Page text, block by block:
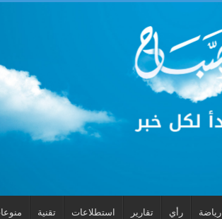
رياضة رأي تقارير استطلاعات تقنية